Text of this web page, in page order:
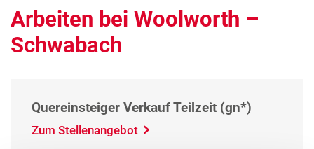
Arbeiten bei Woolworth –
Schwabach
Quereinsteiger Verkauf Teilzeit (gn*)
Zum Stellenangebot